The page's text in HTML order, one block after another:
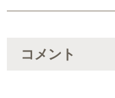
コメント